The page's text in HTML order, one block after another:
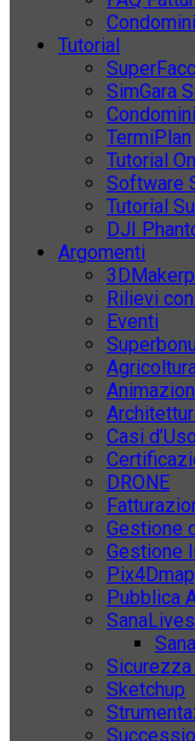
Tutorial
SimGara
TermiPlan
Tutorial
Software
Tutorial
DJI
Argomenti
Rilievi
Eventi
Casi d’Uso
DRONE
Gestione
Gestione
Pubblica
SanaLives
Sketchup